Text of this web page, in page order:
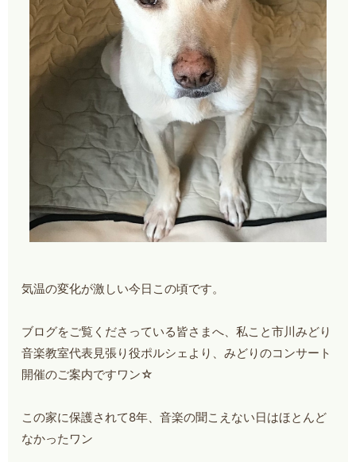
気温の変化が激しい今日この頃です。
ブログをご覧くださっている皆さまへ、私こと市川みどり
音楽教室代表見張り役ポルシェより、みどりのコンサート
開催のご案内ですワン☆
この家に保護されて8年、音楽の聞こえない日はほとんど
なかったワン